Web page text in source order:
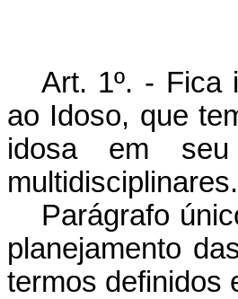
Art. 1º. - Fica
ao Idoso, que
idosa em
multidisciplinares.
Parágrafo
planejamento
termos definidos